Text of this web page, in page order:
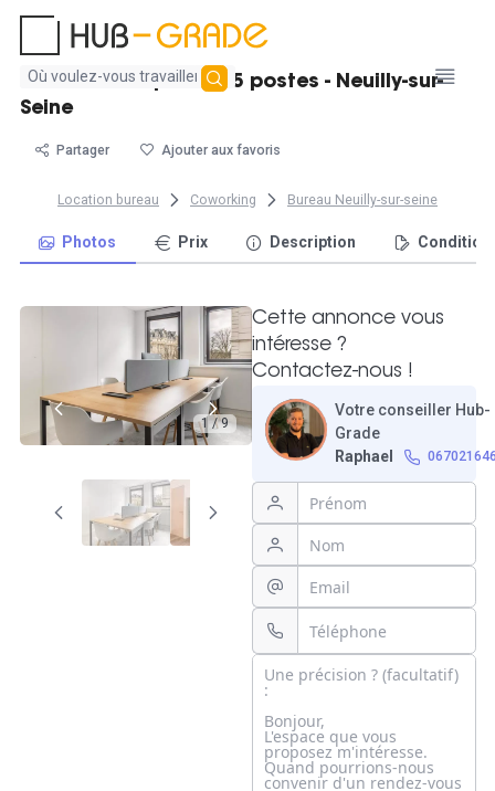
Aucun
résultat
Beau bureau privatif 5 postes - Neuilly-sur-
Seine
Partager Ajouter aux favoris
Location bureau Coworking Bureau Neuilly-sur-seine
Photos Prix Description
1 / 9
Cette annonce vous
intéresse ?
Contactez-nous !
Votre conseiller Hub-
Grade
Raphael